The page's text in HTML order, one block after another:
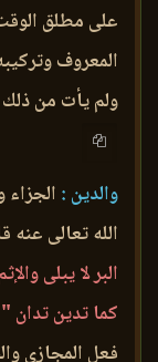
على مطلق
المعروف
ولم يأت من ذلك
والدين :
الله تعالى
البر لا يبلى
كما تدين تدان "
فعل المجازى